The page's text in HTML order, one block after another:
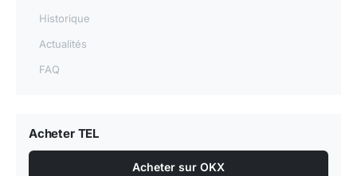
Historique
Actualités
FAQ
Acheter TEL
Acheter sur OKX